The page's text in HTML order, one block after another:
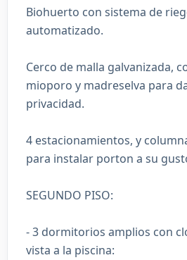
Biohuerto con sistema de
automatizado.
Cerco de malla galvanizada,
mioporo y madreselva para
privacidad.
4 estacionamientos, y
para instalar porton a su
SEGUNDO PISO:
- 3 dormitorios amplios con
vista a la piscina: